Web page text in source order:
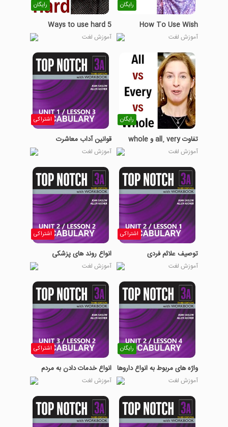
رایگان
How To Use Wish
آموزش لغت
رایگان
5 Ways to use hard
آموزش لغت
رایگان
تفاوت all¸ very و whole
آموزش لغت
اشتراکی
قوانین آداب معاشرت
آموزش لغت
اشتراکی
توصیف علائم فردی
آموزش لغت
اشتراکی
انواع روند های پزشکی
آموزش لغت
رایگان
واژه های مربوط به انواع داروها
آموزش لغت
اشتراکی
انواع خدمات دادن به مردم
آموزش لغت